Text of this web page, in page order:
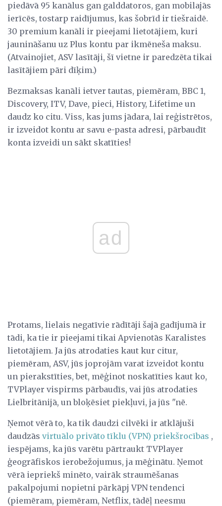
piedāvā 95 kanālus gan galddatoros, gan mobilajās
ierīcēs, tostarp raidījumus, kas šobrīd ir tiešraidē.
30 premium kanāli ir pieejami lietotājiem, kuri
jaunināšanu uz Plus kontu par ikmēneša maksu.
(Atvainojiet, ASV lasītāji, šī vietne ir paredzēta tikai
lasītājiem pāri dīķim.)
Bezmaksas kanāli ietver tautas, piemēram, BBC 1,
Discovery, ITV, Dave, pieci, History, Lifetime un
daudz ko citu. Viss, kas jums jādara, lai reģistrētos,
ir izveidot kontu ar savu e-pasta adresi, pārbaudīt
konta izveidi un sākt skatīties!
ad
Protams, lielais negatīvie rādītāji šajā gadījumā ir
tādi, ka tie ir pieejami tikai Apvienotās Karalistes
lietotājiem. Ja jūs atrodaties kaut kur citur,
piemēram, ASV, jūs joprojām varat izveidot kontu
un pierakstīties, bet, mēģinot noskatīties kaut ko,
TVPlayer vispirms pārbaudīs, vai jūs atrodaties
Lielbritānijā, un bloķēsiet piekļuvi, ja jūs "nē.
Ņemot vērā to, ka tik daudzi cilvēki ir atklājuši
daudzās virtuālo privāto tīklu (VPN) priekšrocības ,
iespējams, ka jūs varētu pārtraukt TVPlayer
ģeogrāfiskos ierobežojumus, ja mēģinātu. Ņemot
vērā iepriekš minēto, vairāk straumēšanas
pakalpojumi nopietni pārkāpj VPN tendenci
(piemēram, piemēram, Netflix, tādēļ neesmu